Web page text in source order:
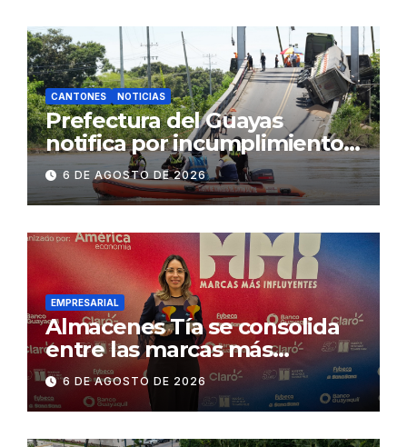
CANTONES NOTICIAS
Prefectura del Guayas
notifica por incumplimiento
contractual a la
Concesionaria CONORTE y
exige celeridad en
desmontaje del puente
Gonzalo Icaza Cornejo, en
Daule
6 DE AGOSTO DE 2026
EMPRESARIAL
Almacenes Tía se consolida
entre las marcas más
influyentes del Ecuador
6 DE AGOSTO DE 2026